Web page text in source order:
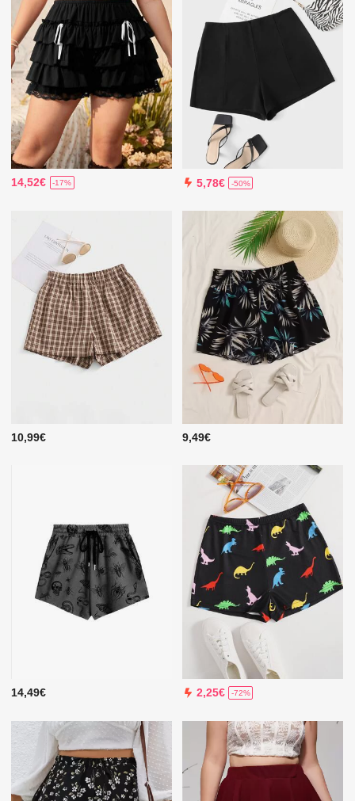
14,52€ -17% 5,78€ -50%
10,99€ 9,49€
14,49€ 2,25€ -72%